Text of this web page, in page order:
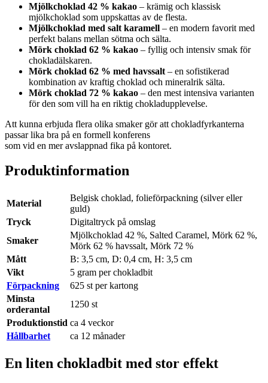
Mjölkchoklad 42 % kakao – krämig och klassisk
mjölkchoklad som uppskattas av de flesta.
Mjölkchoklad med salt karamell – en modern favorit med
perfekt balans mellan sötma och sälta.
Mörk choklad 62 % kakao – fyllig och intensiv smak för
chokladälskaren.
Mörk choklad 62 % med havssalt – en sofistikerad
kombination av kraftig choklad och mineralrik sälta.
Mörk choklad 72 % kakao – den mest intensiva varianten
för den som vill ha en riktig chokladupplevelse.
Att kunna erbjuda flera olika smaker gör att chokladfyrkanterna
passar lika bra på en formell konferens
som vid en mer avslappnad fika på kontoret.
Produktinformation
Material
Belgisk choklad, folieförpackning (silver eller
guld)
Tryck
Digitaltryck på omslag
Smaker
Mjölkchoklad 42 %, Salted Caramel, Mörk 62 %,
Mörk 62 % havssalt, Mörk 72 %
Mått
B: 3,5 cm, D: 0,4 cm, H: 3,5 cm
Vikt
5 gram per chokladbit
Förpackning
625 st per kartong
Minsta
orderantal
1250 st
Produktionstid ca 4 veckor
Hållbarhet
ca 12 månader
En liten chokladbit med stor effekt